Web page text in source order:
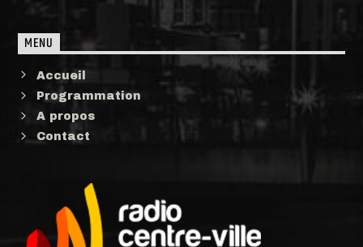
MENU
Accueil
Programmation
A propos
Contact